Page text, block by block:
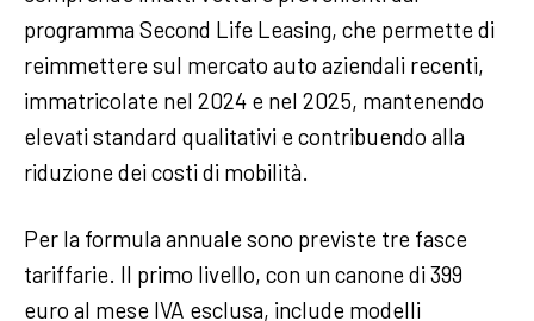
programma Second Life Leasing, che permette di
reimmettere sul mercato auto aziendali recenti,
immatricolate nel 2024 e nel 2025, mantenendo
elevati standard qualitativi e contribuendo alla
riduzione dei costi di mobilità.
Per la formula annuale sono previste tre fasce
tariffarie. Il primo livello, con un canone di 399
euro al mese IVA esclusa, include modelli